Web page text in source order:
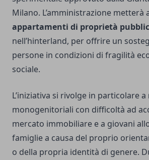
Milano. L’amministrazione metterà
appartamenti di proprietà
nell’hinterland, per offrire un
persone in condizioni di fragilità
sociale.
L’iniziativa si rivolge in particolare a
monogenitoriali con difficoltà ad
mercato immobiliare e a giovani
famiglie a causa del proprio
o della propria identità di genere.